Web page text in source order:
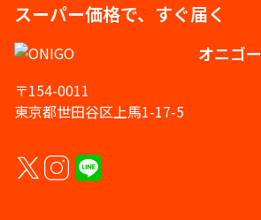
スーパー価格で、すぐ届く
オニゴー
〒154-0011
東京都世田谷区上馬1-17-5